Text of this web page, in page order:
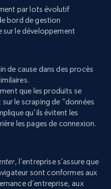
par lots évolutif
bord de gestion
le développement
de cause dans des procès
que les produits se
le scraping de “données
qu’ils évitent les
les pages de connexion.
, l’entreprise s’assure que
sont conformes aux
d’entreprise, aux